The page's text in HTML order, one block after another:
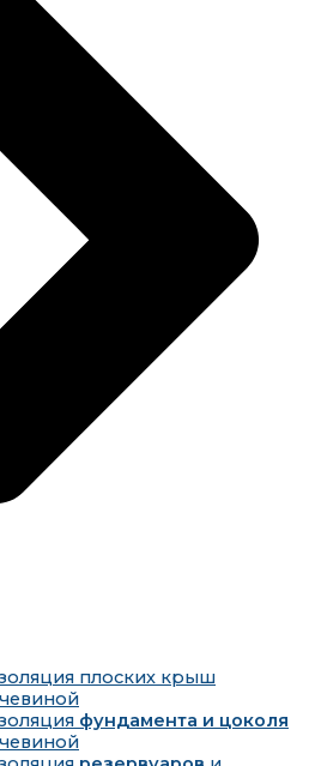
плоских крыш
фундамента и цоколя